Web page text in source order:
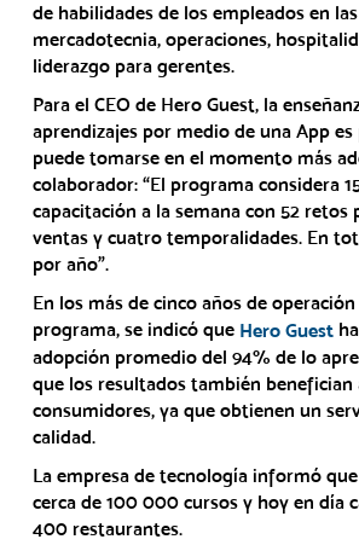
de habilidades de los empleados en
mercadotecnia, operaciones,
liderazgo para gerentes.
Para el CEO de Hero Guest, la
aprendizajes por medio de una App
puede tomarse en el momento más
colaborador: “El programa considera
capacitación a la semana con 52 retos
ventas y cuatro temporalidades. En
por año”.
En los más de cinco años de
programa, se indicó que Hero Guest
adopción promedio del 94% de lo
que los resultados también benefician
consumidores, ya que obtienen un
calidad.
La empresa de tecnología informó
cerca de 100 000 cursos y hoy en día
400 restaurantes.